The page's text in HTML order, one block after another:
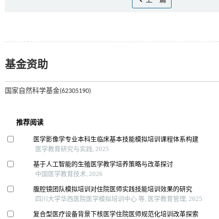
基金资助
国家自然科学基金(62305190)